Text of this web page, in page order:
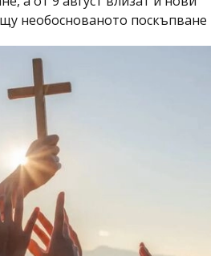
необоснованото поскъпване